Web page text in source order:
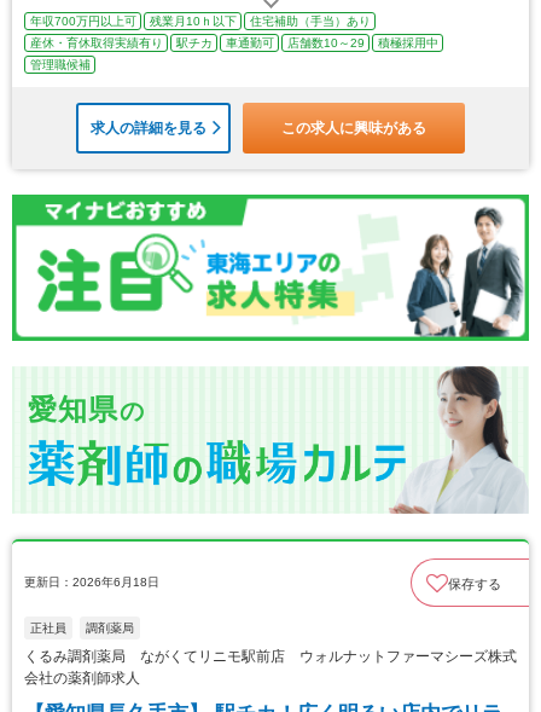
年収700万円以上可 残業月10ｈ以下
住宅補助（手当）あり
産休・育休取得実績有り
駅チカ 車通勤可 店舗数10～29
積極採用中
管理職候補
求人の詳細を見る この求人に興味がある
愛知県の
更新日：2026年6月18日 保存する
正社員 調剤薬局
くるみ調剤薬局 ながくてリニモ駅前店 ウォルナットファーマシーズ株式
会社の薬剤師求人